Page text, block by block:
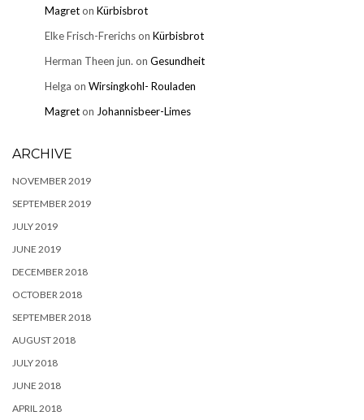
Magreton Kürbisbrot
Elke Frisch-Frerichson Kürbisbrot
Herman Theen jun. on Gesundheit
Helga on Wirsingkohl- Rouladen
Magreton Johannisbeer-Limes
ARCHIVE
NOVEMBER 2019
SEPTEMBER 2019
JULY 2019
JUNE 2019
DECEMBER 2018
OCTOBER 2018
SEPTEMBER 2018
AUGUST 2018
JULY 2018
JUNE 2018
APRIL 2018